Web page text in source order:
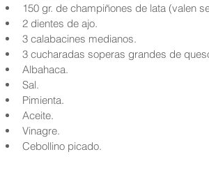
150 gr. de champiñones de lata (valen
2 dientes de ajo.
3 calabacines medianos.
3 cucharadas soperas grandes de
Albahaca.
Sal.
Pimienta.
Aceite.
Vinagre.
Cebollino picado.